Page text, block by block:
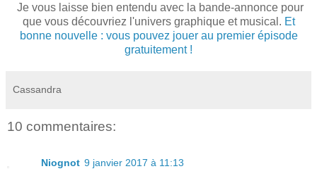
Je vous laisse bien entendu avec la bande-annonce pour
que vous découvriez l'univers graphique et musical. Et
bonne nouvelle : vous pouvez jouer au premier épisode
gratuitement !
Cassandra
10 commentaires:
Niognot 9 janvier 2017 à 11:13